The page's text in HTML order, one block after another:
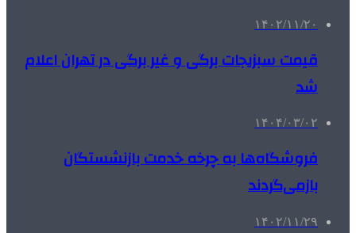
۱۴۰۲/۱۱/۲۰
قیمت سبزیجات برگی و غیر برگی در تهران اعلام
شد
۱۴۰۴/۰۳/۰۲
فروشگاه‌ها به چرخه خدمت بازنشستگان
بازمی‌گردند
۱۴۰۲/۱۱/۲۹